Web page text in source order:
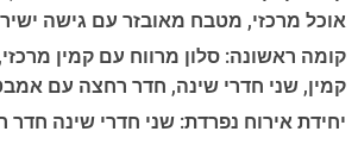
אוכל מרכזי, מטבח מאובזר עם גישה
קומה ראשונה: סלון מרווח עם קמין
קמין, שני חדרי שינה, חדר רחצה עם
יחידת אירוח נפרדת: שני חדרי שינה חדר